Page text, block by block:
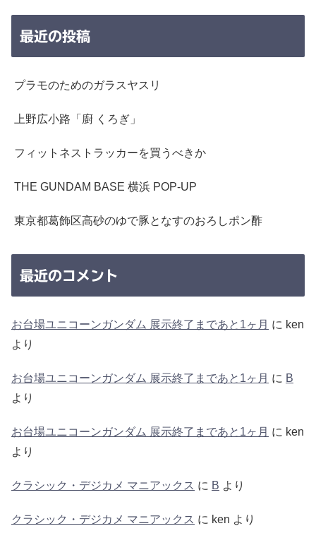
最近の投稿
プラモのためのガラスヤスリ
上野広小路「廚 くろぎ」
フィットネストラッカーを買うべきか
THE GUNDAM BASE 横浜 POP-UP
東京都葛飾区高砂のゆで豚となすのおろしポン酢
最近のコメント
お台場ユニコーンガンダム 展示終了まであと1ヶ月 に ken
より
お台場ユニコーンガンダム 展示終了まであと1ヶ月 に B
より
お台場ユニコーンガンダム 展示終了まであと1ヶ月 に ken
より
クラシック・デジカメ マニアックス に B より
クラシック・デジカメ マニアックス に ken より